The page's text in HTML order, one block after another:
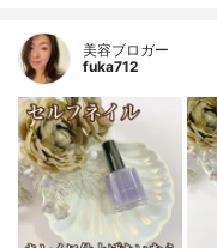
美容ブロガー
fuka712